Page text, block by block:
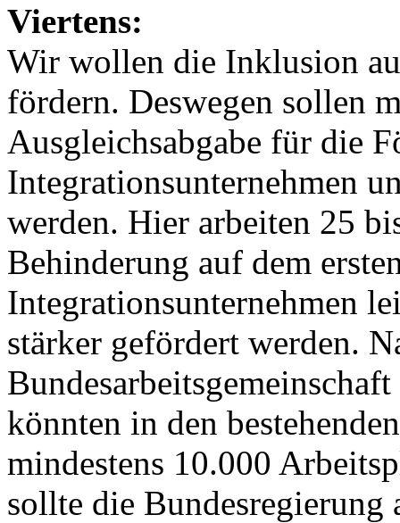
Viertens:
Wir wollen die Inklusion
fördern. Deswegen sollen
Ausgleichsabgabe für die
Integrationsunternehmen
werden. Hier arbeiten 25
Behinderung auf dem
Integrationsunternehmen
stärker gefördert werden.
könnten in den
mindestens 10.000
sollte die Bundesregierung